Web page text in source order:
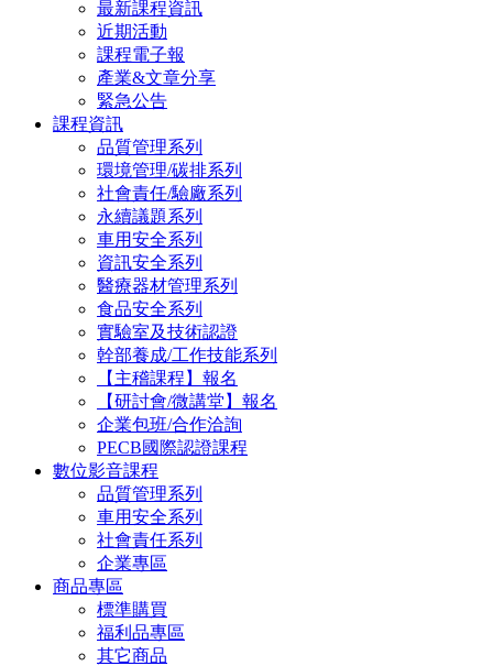
最新課程資訊
近期活動
課程電子報
產業&文章分享
緊急公告
課程資訊
品質管理系列
環境管理/碳排系列
社會責任/驗廠系列
永續議題系列
車用安全系列
資訊安全系列
醫療器材管理系列
食品安全系列
實驗室及技術認證
幹部養成/工作技能系列
【主稽課程】報名
【研討會/微講堂】報名
企業包班/合作洽詢
PECB國際認證課程
數位影音課程
品質管理系列
車用安全系列
社會責任系列
企業專區
商品專區
標準購買
福利品專區
其它商品